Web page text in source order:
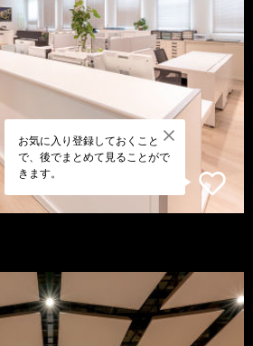
お気に入り登録しておくこと
で、後でまとめて見ることがで
きます。